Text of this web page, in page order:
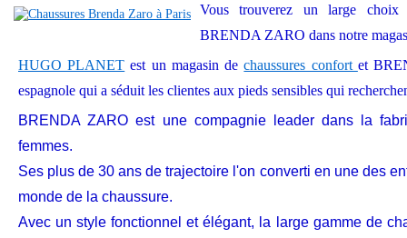
Vous trouverez un large choix
BRENDA ZARO dans notre
HUGO PLANET est un magasin dechaussures confort et
espagnole qui a séduit les clientes aux pieds sensibles qui
BRENDA ZARO est une compagnie leader dans la
femmes.
Ses plus de 30 ans de trajectoire l'on converti en une des
monde de la chaussure.
Avec un style fonctionnel et élégant, la large gamme de